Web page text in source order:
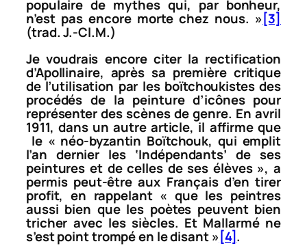
populaire de mythes qui, par bonheur,
n’est pas encore morte chez nous. »[3]
(trad. J.-Cl.M.)
Je voudrais encore citer la rectification
d’Apollinaire, après sa première critique
de l’utilisation par les boïtchoukistes des
procédés de la peinture d’icônes pour
représenter des scènes de genre. En avril
1911, dans un autre article, il affirme que
le « néo-byzantin Boïtchouk, qui emplit
l’an dernier les ‘Indépendants’ de ses
peintures et de celles de ses élèves », a
permis peut-être aux Français d’en tirer
profit, en rappelant « que les peintres
aussi bien que les poètes peuvent bien
tricher avec les siècles. Et Mallarmé ne
s’est point trompé en le disant »[4].